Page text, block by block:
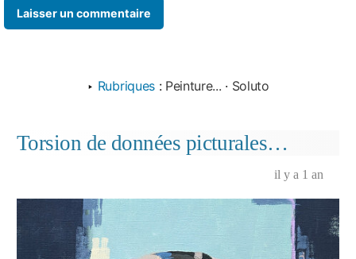
‣ Rubriques : Peinture... · Soluto
Torsion de données picturales…
il y a 1 an